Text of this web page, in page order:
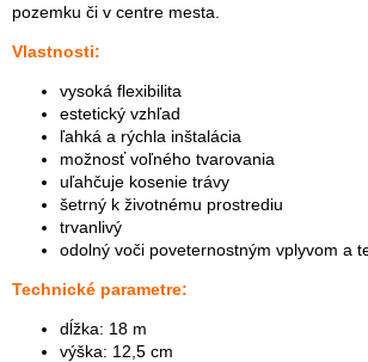
pozemku či v centre mesta.
Vlastnosti:
vysoká flexibilita
estetický vzhľad
ľahká a rýchla inštalácia
možnosť voľného tvarovania
uľahčuje kosenie trávy
šetrný k životnému prostrediu
trvanlivý
odolný voči poveternostným vplyvom a
Technické parametre:
dĺžka: 18 m
výška: 12,5 cm